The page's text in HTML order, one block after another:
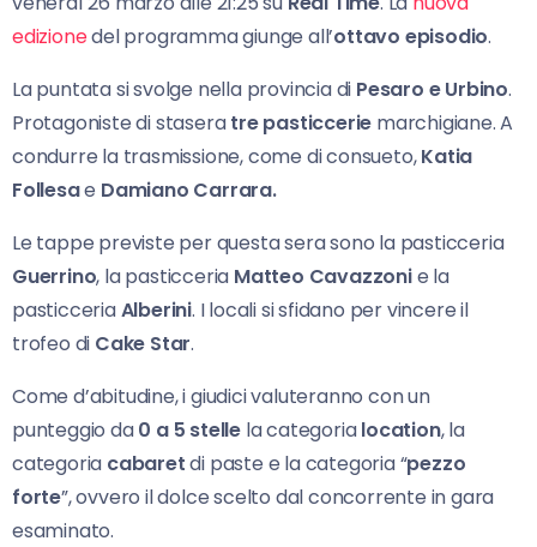
edizionedel programma giunge all’ottavo episodio.
La puntata si svolge nella provincia di Pesaro e Urbino.
Protagoniste di staseratre pasticcerie marchigiane. A
condurre la trasmissione, come di consueto,Katia
Follesae Damiano Carrara.
Le tappe previste per questa sera sono la pasticceria
Guerrino, la pasticceria Matteo Cavazzonie la
pasticceriaAlberini. I locali si sfidano per vincere il
trofeo di Cake Star.
Come d’abitudine, i giudici valuteranno con un
punteggio da0 a 5 stelle la categorialocation, la
categoria cabaretdi paste e la categoria “pezzo
forte”, ovvero il dolce scelto dal concorrente in gara
esaminato.